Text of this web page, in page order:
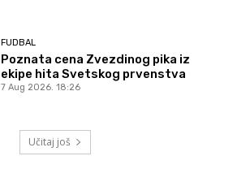
FUDBAL
Poznata cena Zvezdinog pika iz
ekipe hita Svetskog prvenstva
7 Aug 2026. 18:26
Učitaj još